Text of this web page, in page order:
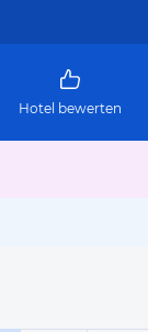
Hotel bewerten